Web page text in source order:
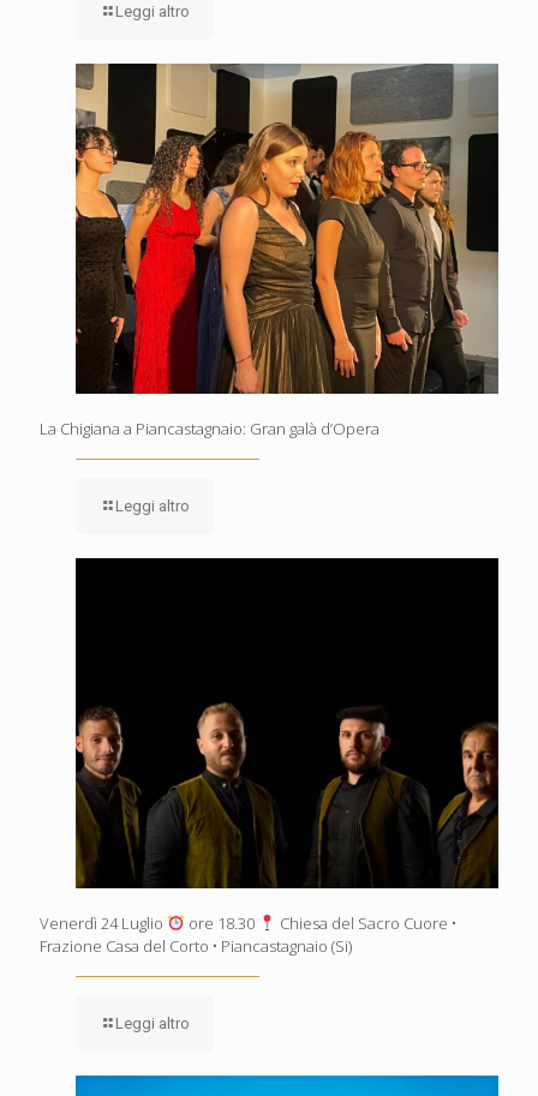
Leggi altro
La Chigiana a Piancastagnaio: Gran galà d’Opera
Leggi altro
Venerdì 24 Luglio ore 18.30
Chiesa del Sacro Cuore •
Frazione Casa del Corto • Piancastagnaio (Si)
Leggi altro